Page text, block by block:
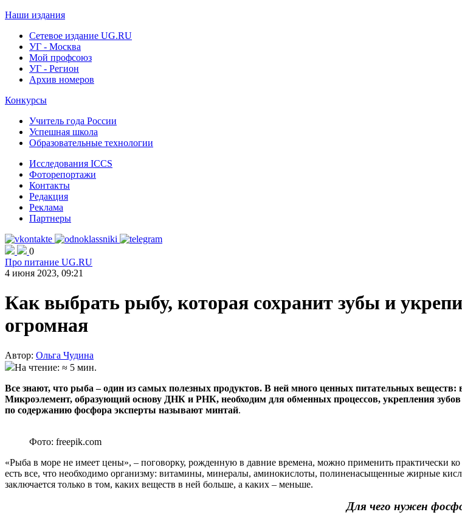
Наши издания
Сетевое издание UG.RU
УГ - Москва
Мой профсоюз
УГ - Регион
Архив номеров
Конкурсы
Учитель года России
Успешная школа
Образовательные технологии
Исследования ICCS
Фоторепортажи
Контакты
Редакция
Реклама
Партнеры
0
Про питание UG.RU
4 июня 2023, 09:21
Как выбрать рыбу, которая сохранит зубы и
огромная
Автор: Ольга Чудина
На чтение: ≈ 5 мин.
Все знают, что рыба – один из самых полезных продуктов. В ней много ценных питательных
Микроэлемент, образующий основу ДНК и РНК, необходим для обменных процессов, укрепления
по содержанию фосфора эксперты называют минтай.
Фото: freepik.com
«Рыба в море не имеет цены», – поговорку, рожденную в давние времена, можно применить практически
есть все, что необходимо организму: витамины, минералы, аминокислоты, полиненасыщенные жирные
заключается только в том, каких веществ в ней больше, а каких – меньше.
Для чего нужен